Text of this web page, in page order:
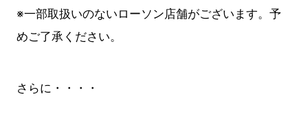
※一部取扱いのないローソン店舗がございます。予
めご了承ください。
さらに・・・・